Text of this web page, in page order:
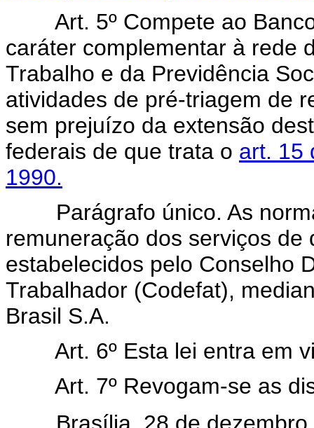
Art. 5º Compete ao
caráter complementar à rede
Trabalho e da Previdência
atividades de pré-triagem de
sem prejuízo da extensão
federais de que trata o art. 15
1990.
Parágrafo único. As
remuneração dos serviços
estabelecidos pelo Conselho
Trabalhador (Codefat),
Brasil S.A.
Art. 6º Esta lei entra em
Art. 7º Revogam-se as